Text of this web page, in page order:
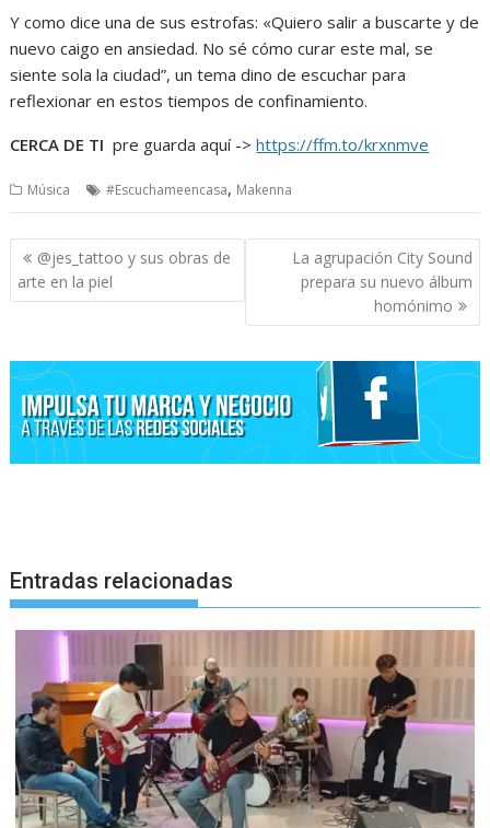
Y como dice una de sus estrofas: «Quiero salir a buscarte y de
nuevo caigo en ansiedad. No sé cómo curar este mal, se
siente sola la ciudad”, un tema dino de escuchar para
reflexionar en estos tiempos de confinamiento.
CERCA DE TIpre guarda aquí ->https://ffm.to/krxnmve
Música #Escuchameencasa, Makenna
Navegación
de
entradas
@jes_tattoo y sus obras de
arte en la piel
La agrupación City Sound
prepara su nuevo álbum
homónimo
Entradas relacionadas